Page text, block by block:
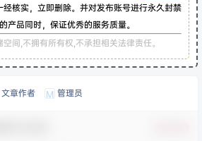
经核实，立即删除。并对发布账号进行永久封禁
产品同时，保证优秀的服务质量。
间,不拥有所有权,不承担相关法律责任。
文章作者 M 管理员